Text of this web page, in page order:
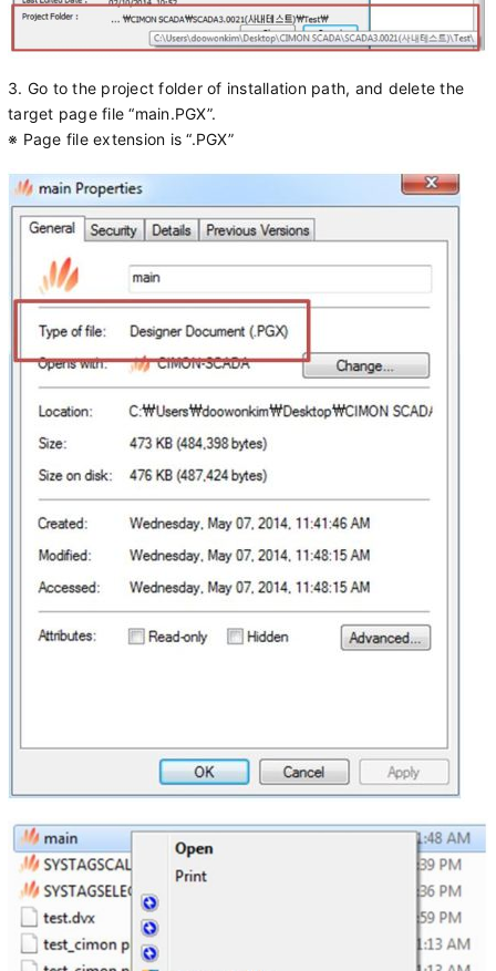
3. Go to the project folder of installation path, and delete the
target page file “main.PGX”.
※ Page file extension is “.PGX”